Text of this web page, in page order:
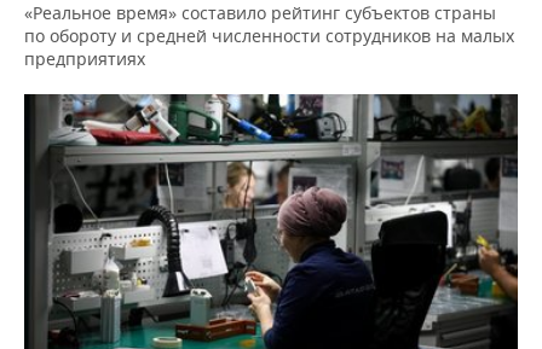
«Реальное время» составило рейтинг субъектов страны
по обороту и средней численности сотрудников на малых
предприятиях